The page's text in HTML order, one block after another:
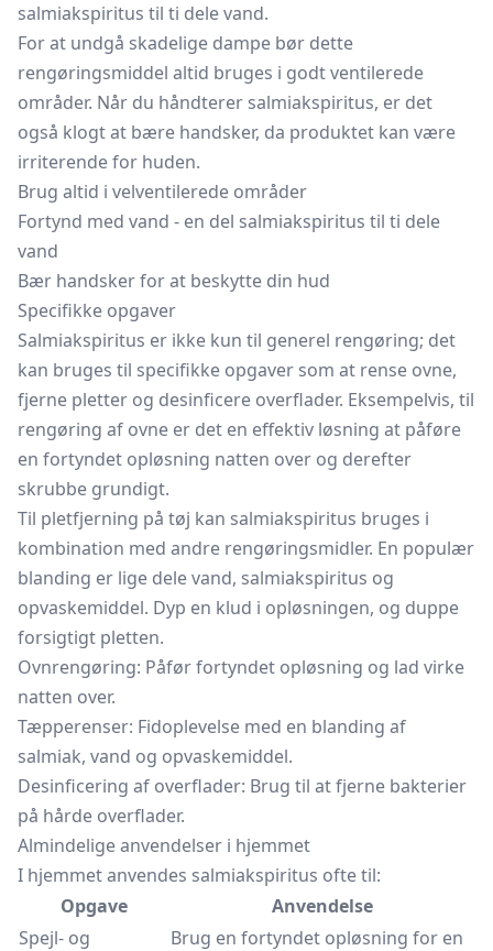
salmiakspiritus til ti dele vand.
For at undgå skadelige dampe bør dette
rengøringsmiddel altid bruges i godt ventilerede
områder. Når du håndterer salmiakspiritus, er det
også klogt at bære handsker, da produktet kan være
irriterende for huden.
Brug altid i velventilerede områder
Fortynd med vand - en del salmiakspiritus til ti dele
vand
Bær handsker for at beskytte din hud
Specifikke opgaver
Salmiakspiritus er ikke kun til generel rengøring; det
kan bruges til specifikke opgaver som at rense ovne,
fjerne pletter og desinficere overflader. Eksempelvis, til
rengøring af ovne er det en effektiv løsning at påføre
en fortyndet opløsning natten over og derefter
skrubbe grundigt.
Til pletfjerning på tøj kan salmiakspiritus bruges i
kombination med andre rengøringsmidler. En populær
blanding er lige dele vand, salmiakspiritus og
opvaskemiddel. Dyp en klud i opløsningen, og duppe
forsigtigt pletten.
Ovnrengøring: Påfør fortyndet opløsning og lad virke
natten over.
Tæpperenser: Fidoplevelse med en blanding af
salmiak, vand og opvaskemiddel.
Desinficering af overflader: Brug til at fjerne bakterier
på hårde overflader.
Almindelige anvendelser i hjemmet
I hjemmet anvendes salmiakspiritus ofte til:
Opgave
Anvendelse
Spejl- og
Brug en fortyndet opløsning for en